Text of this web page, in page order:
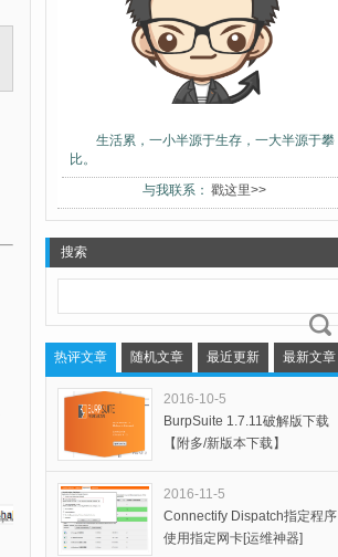
生活累，一小半源于生存，一大半源于攀
比。
与我联系： 戳这里>>
搜索
热评文章 随机文章 最近更新 最新文章
2016-10-5
BurpSuite 1.7.11破解版下载
【附多/新版本下载】
2016-11-5
Connectify Dispatch指定程序
使用指定网卡[运维神器]